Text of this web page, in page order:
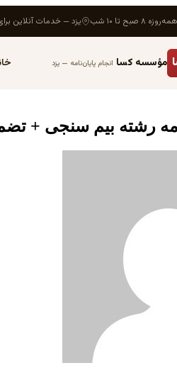
تا ۱۰ شب یزد — خدمات آنلاین
مؤسسه کسا انجام پایان‌نامه — یزد
رشته بیم سنجی +